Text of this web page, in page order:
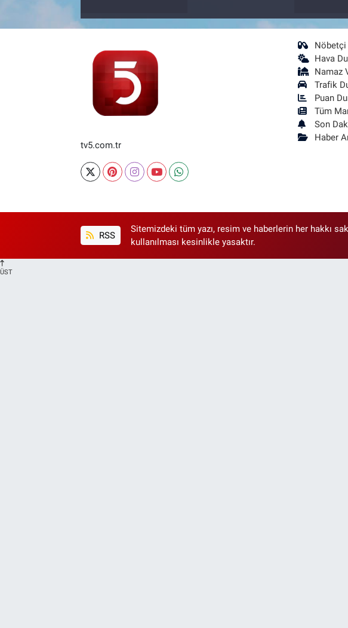
tv5.com.tr
Nöbetçi
Hava
Namaz
Trafik
Puan
Tüm
Son
Haber
RSS
Sitemizdeki tüm yazı, resim ve haberlerin her hakkı
kullanılması kesinlikle yasaktır.
ÜST